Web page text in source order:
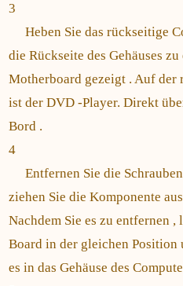
3
Heben Sie das rückseitige
die Rückseite des Gehäuses
Motherboard gezeigt . Auf der
ist der DVD -Player. Direkt
Bord .
4
Entfernen Sie die
ziehen Sie die Komponente
Nachdem Sie es zu entfernen ,
Board in der gleichen Position
es in das Gehäuse des